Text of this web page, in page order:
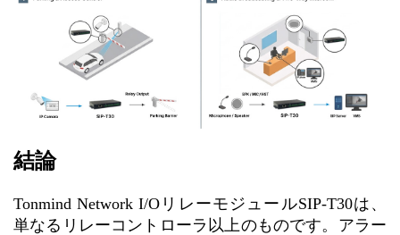
結論
Tonmind Network I/OリレーモジュールSIP-T30は、
単なるリレーコントローラ以上のものです。アラー